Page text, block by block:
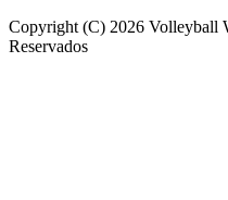
Copyright (C) 2026 Volleyball
Reservados